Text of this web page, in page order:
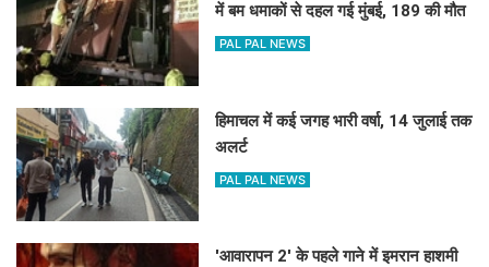
में बम धमाकों से दहल गई मुंबई, 189 की मौत
PAL PAL NEWS
हिमाचल में कई जगह भारी वर्षा, 14 जुलाई तक
अलर्ट
PAL PAL NEWS
'आवारापन 2' के पहले गाने में इमरान हाशमी